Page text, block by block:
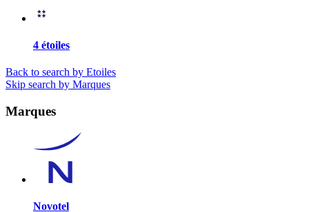
4 étoiles
Back to search by Etoiles
Skip search by Marques
Marques
Novotel